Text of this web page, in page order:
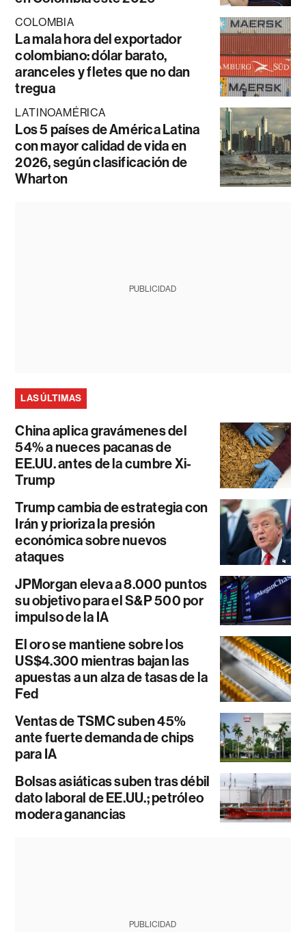
COLOMBIA
La mala hora del exportador
colombiano: dólar barato,
aranceles y fletes que no dan
tregua
LATINOAMÉRICA
Los 5 países de América Latina
con mayor calidad de vida en
2026, según clasificación de
Wharton
PUBLICIDAD
LAS ÚLTIMAS
China aplica gravámenes del
54% a nueces pacanas de
EE.UU. antes de la cumbre Xi-
Trump
Trump cambia de estrategia con
Irán y prioriza la presión
económica sobre nuevos
ataques
JPMorgan eleva a 8.000 puntos
su objetivo para el S&P 500 por
impulso de la IA
El oro se mantiene sobre los
US$4.300 mientras bajan las
apuestas a un alza de tasas de la
Fed
Ventas de TSMC suben 45%
ante fuerte demanda de chips
para IA
Bolsas asiáticas suben tras débil
dato laboral de EE.UU.; petróleo
modera ganancias
PUBLICIDAD